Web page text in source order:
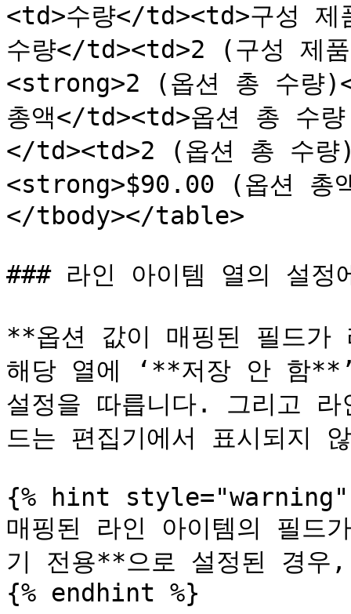
<td>수량</td><td>구성
수량</td><td>2 (구성 제
<strong>2 (옵션 총 수
총액</td><td>옵션 총 수
</td><td>2 (옵션 총 수
<strong>$90.00 (옵션
</tbody></table>
### 라인 아이템 열의 설정
**옵션 값이 매핑된 필드
해당 열에 ‘**저장 안 함
설정을 따릅니다. 그리고
드는 편집기에서 표시되지
{% hint style="warning"
매핑된 라인 아이템의 필드
기 전용**으로 설정된 경우
{% endhint %}